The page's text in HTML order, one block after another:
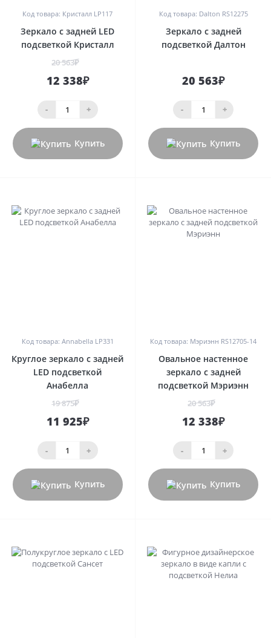
Код товара: Кристалл LP117
Зеркало с задней LED
подсветкой Кристалл
20 563₽
12 338₽
- +
Купить
Код товара: Dalton RS12275
Зеркало с задней
подсветкой Далтон
20 563₽
- +
Купить
Код товара: Annabella LP331
Круглое зеркало с задней
LED подсветкой
Анабелла
19 875₽
11 925₽
- +
Купить
Код товара: Мэриэнн RS12705-14
Овальное настенное
зеркало с задней
подсветкой Мэриэнн
20 563₽
12 338₽
- +
Купить